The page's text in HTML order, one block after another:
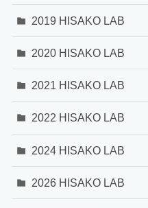
2019 HISAKO LAB
2020 HISAKO LAB
2021 HISAKO LAB
2022 HISAKO LAB
2024 HISAKO LAB
2026 HISAKO LAB